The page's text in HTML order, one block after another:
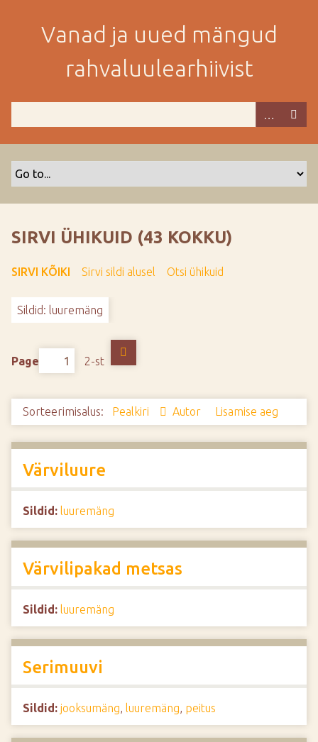
i
Vanad ja uued mängud
rahvaluulearhiivist
SIRVI ÜHIKUID (43 KOKKU)
SIRVI KÕIKI Sirvi sildi alusel Otsi ühikuid
Sildid: luuremäng
Page 2-st
Sorteerimisalus: Pealkiri Autor Lisamise aeg
Värviluure
Sildid: luuremäng
Värvilipakad metsas
Sildid: luuremäng
Serimuuvi
Sildid: jooksumäng, luuremäng, peitus